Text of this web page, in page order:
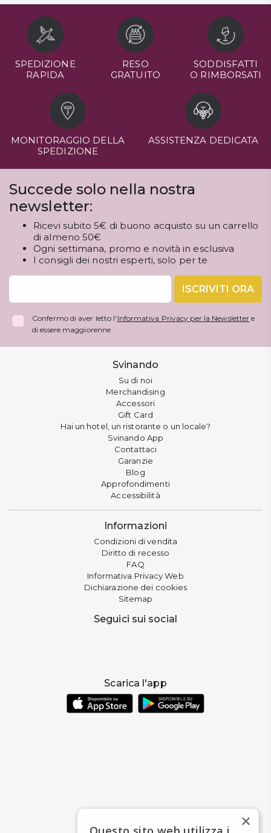
SPEDIZIONE
RAPIDA
RESO
GRATUITO
SODDISFATTI
O RIMBORSATI
MONITORAGGIO DELLA
SPEDIZIONE
ASSISTENZA DEDICATA
Succede solo nella nostra
newsletter:
Ricevi subito 5€ di buono acquisto su un carrello
di almeno 50€
Ogni settimana, promo e novità in esclusiva
I consigli dei nostri esperti, solo per te
ISCRIVITI ORA
Confermo di aver letto l' Informativa Privacy per la Newsletter e
di essere maggiorenne
Svinando
Su di noi
Merchandising
Accessori
Gift Card
Hai un hotel, un ristorante o un locale?
Svinando App
Contattaci
Garanzie
Blog
Approfondimenti
Accessibilità
Informazioni
Condizioni di vendita
Diritto di recesso
FAQ
Informativa Privacy Web
Dichiarazione dei cookies
Sitemap
Seguici sui social
Scarica l'app
×